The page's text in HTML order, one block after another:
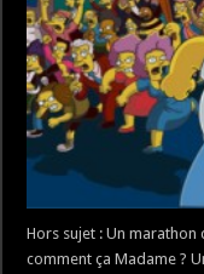
Hors sujet : Un marathon
comment ça Madame ?